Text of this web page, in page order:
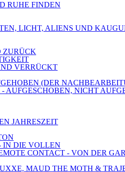
RUHE FINDEN
LICHT, ALIENS UND
ZURÜCK
VERRÜCKT
(DER
NICHT
JAHRESZEIT
IN DIE VOLLEN
CONTACT - VON DER
MAUD THE MOTH &